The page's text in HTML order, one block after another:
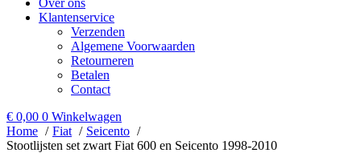
Over ons
Klantenservice
Verzenden
Algemene Voorwaarden
Retourneren
Betalen
Contact
€ 0,00 0 Winkelwagen
Home
Fiat
Seicento
Stootlijsten set zwart Fiat 600 en Seicento 1998-2010